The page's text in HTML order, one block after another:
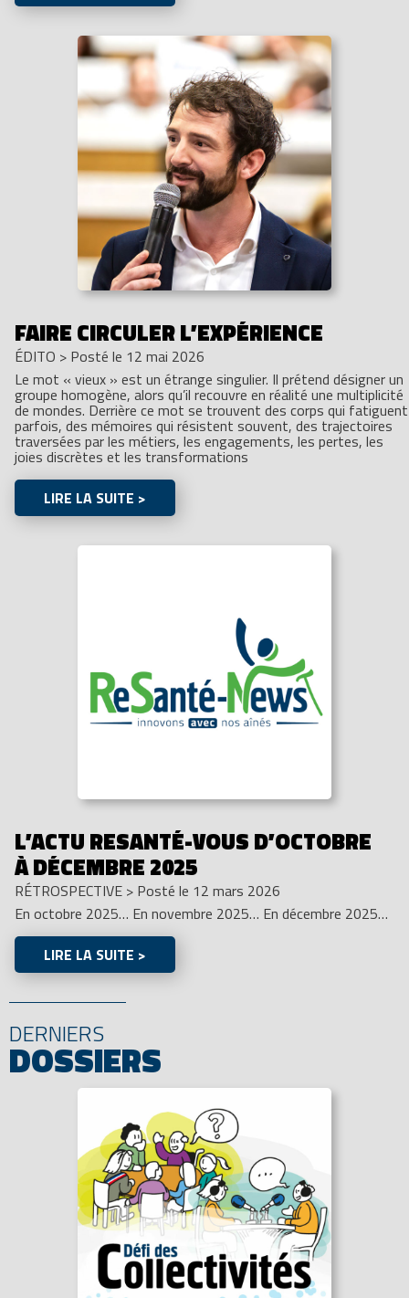
FAIRE CIRCULER L’EXPÉRIENCE
ÉDITO > Posté le 12 mai 2026
Le mot « vieux » est un étrange singulier. Il prétend désigner un
groupe homogène, alors qu’il recouvre en réalité une multiplicité
de mondes. Derrière ce mot se trouvent des corps qui fatiguent
parfois, des mémoires qui résistent souvent, des trajectoires
traversées par les métiers, les engagements, les pertes, les
joies discrètes et les transformations
LIRE LA SUITE >
L’ACTU RESANTÉ-VOUS D’OCTOBRE
À DÉCEMBRE 2025
RÉTROSPECTIVE > Posté le 12 mars 2026
En octobre 2025… En novembre 2025… En décembre 2025…
LIRE LA SUITE >
DERNIERS
DOSSIERS